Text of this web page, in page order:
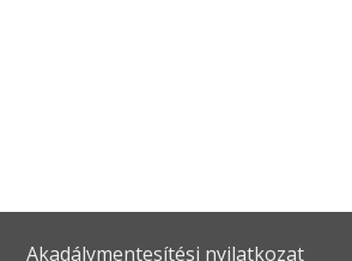
Akadálymentesítési nyilatkozat